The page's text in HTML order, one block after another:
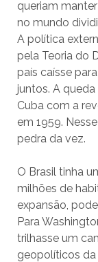
queriam
no mundo
A política
pela Teoria do
país caísse
juntos. A
Cuba com a
em 1959.
pedra da vez.
O Brasil tinha
milhões de
expansão,
Para
trilhasse um
geopolíticos da